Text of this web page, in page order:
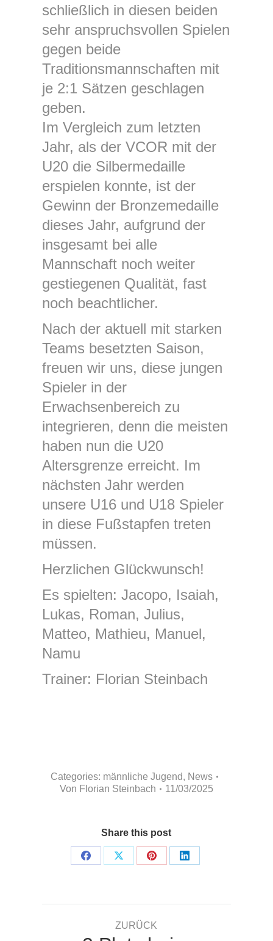
schließlich in diesen beiden
sehr anspruchsvollen Spielen
gegen beide
Traditionsmannschaften mit
je 2:1 Sätzen geschlagen
geben.
Im Vergleich zum letzten
Jahr, als der VCOR mit der
U20 die Silbermedaille
erspielen konnte, ist der
Gewinn der Bronzemedaille
dieses Jahr, aufgrund der
insgesamt bei alle
Mannschaft noch weiter
gestiegenen Qualität, fast
noch beachtlicher.
Nach der aktuell mit starken
Teams besetzten Saison,
freuen wir uns, diese jungen
Spieler in der
Erwachsenbereich zu
integrieren, denn die meisten
haben nun die U20
Altersgrenze erreicht. Im
nächsten Jahr werden
unsere U16 und U18 Spieler
in diese Fußstapfen treten
müssen.
Herzlichen Glückwunsch!
Es spielten: Jacopo, Isaiah,
Lukas, Roman, Julius,
Matteo, Mathieu, Manuel,
Namu
Trainer: Florian Steinbach
Categories: männliche Jugend, News
Von Florian Steinbach 11/03/2025
Share this post
Share
Share
Share
Share
ZURÜCK